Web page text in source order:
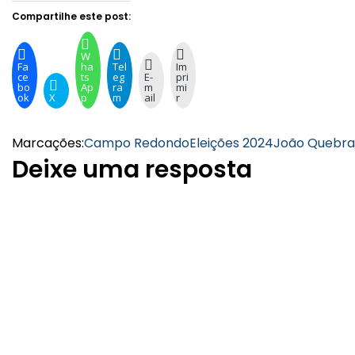
Compartilhe este post:
Fa
ce
bo
ok X
W
ha
ts
Ap
p
Tel
eg
ra
m
E-
m
ail
Im
pri
mi
r
Marcações:Campo RedondoEleições 2024João
Deixe uma resposta